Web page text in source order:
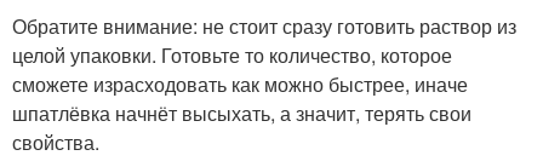
Обратите внимание: не стоит сразу готовить раствор из
целой упаковки. Готовьте то количество, которое
сможете израсходовать как можно быстрее, иначе
шпатлёвка начнёт высыхать, а значит, терять свои
свойства.